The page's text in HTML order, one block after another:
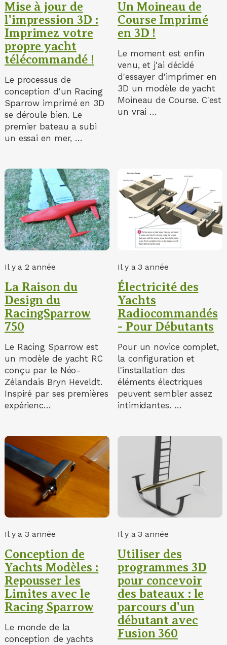
Mise à jour de
l'impression 3D :
Imprimez votre
propre yacht
télécommandé !
Le processus de
conception d'un Racing
Sparrow imprimé en 3D
se déroule bien. Le
premier bateau a subi
un essai en mer, …
Un Moineau de
Course Imprimé
en 3D !
Le moment est enfin
venu, et j'ai décidé
d'essayer d'imprimer en
3D un modèle de yacht
Moineau de Course. C'est
un vrai …
Il y a 2 année
La Raison du
Design du
RacingSparrow
750
Le Racing Sparrow est
un modèle de yacht RC
conçu par le Néo-
Zélandais Bryn Heveldt.
Inspiré par ses premières
expérienc…
Il y a 3 année
Électricité des
Yachts
Radiocommandés
- Pour Débutants
Pour un novice complet,
la configuration et
l'installation des
éléments électriques
peuvent sembler assez
intimidantes. …
Il y a 3 année
Conception de
Yachts Modèles :
Repousser les
Limites avec le
Racing Sparrow
Le monde de la
conception de yachts
Il y a 3 année
Utiliser des
programmes 3D
pour concevoir
des bateaux : le
parcours d'un
débutant avec
Fusion 360